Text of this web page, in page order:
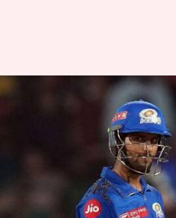
INDvsWI: టీ20
తేజం.. ఇక విండీస్
Jayachandra Akuri Jun 26, 2023
ఈ వార్తాకథనం ఏంటి